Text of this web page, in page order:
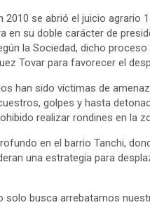
se abrió el juicio agrario
en su doble carácter de
la Sociedad, dicho
Tovar para favorecer el
han sido víctimas de
golpes y hasta
realizar rondines en la
en el barrio Tanchi,
una estrategia para
solo busca arrebatarnos